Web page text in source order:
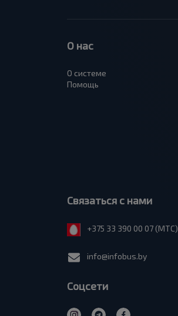
О нас
О системе
Помощь
Связаться с нами
+375 33 390 00 07 (МТС)
info@infobus.by
Соцсети